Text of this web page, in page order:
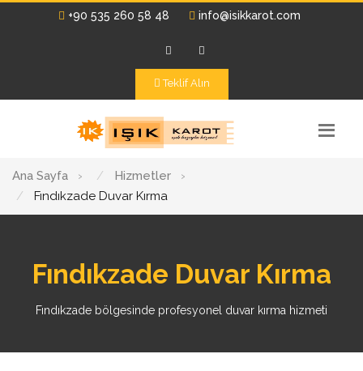
+90 535 260 58 48 info@isikkarot.com
Teklif Alın
Ana Sayfa › Hizmetler
›
Fındıkzade Duvar Kırma
Fındıkzade Duvar Kırma
Fındıkzade bölgesinde profesyonel duvar kırma hizmeti